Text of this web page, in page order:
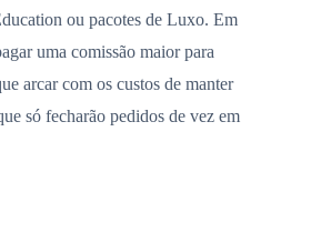
ou pacotes de Luxo. Em
uma comissão maior para
arcar com os custos de manter
só fecharão pedidos de vez em